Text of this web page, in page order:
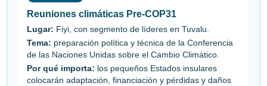
Reuniones climáticas Pre-COP31
Lugar: Fiyi, con segmento de líderes en Tuvalu.
Tema: preparación política y técnica de la Conferencia
de las Naciones Unidas sobre el Cambio Climático.
Por qué importa: los pequeños Estados insulares
colocarán adaptación, financiación y pérdidas y daños